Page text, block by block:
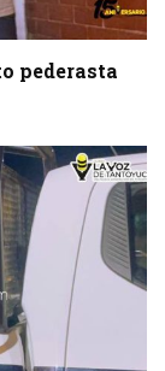
pederasta